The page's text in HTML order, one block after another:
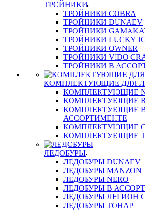
ТРОЙНИКИ
ТРОЙНИКИ COBRA
ТРОЙНИКИ DUNAEV
ТРОЙНИКИ
ТРОЙНИКИ LUCKY
ТРОЙНИКИ OWNER
ТРОЙНИКИ VIDO
ТРОЙНИКИ В
КОМПЛЕКТУЮЩИЕ ДЛЯ
КОМПЛЕКТУЮЩИЕ
КОМПЛЕКТУЮЩИЕ
КОМПЛЕКТУЮЩИЕ В
АССОРТИМЕНТЕ
КОМПЛЕКТУЮЩИЕ
КОМПЛЕКТУЮЩИЕ
ЛЕДОБУРЫ
ЛЕДОБУРЫ DUNAEV
ЛЕДОБУРЫ MANZON
ЛЕДОБУРЫ NERO
ЛЕДОБУРЫ В
ЛЕДОБУРЫ ЛЕГИОН
ЛЕДОБУРЫ ТОНАР